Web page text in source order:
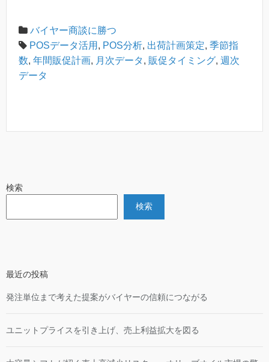
バイヤー商談に勝つ
POSデータ活用 , POS分析, 出荷計画策定, 季節指
数, 年間販促計画, 月次データ, 販促タイミング, 週次
データ
検索
検索
最近の投稿
発注単位まで考えた提案がバイヤーの信頼につながる
ユニットプライスを引き上げ、売上利益拡大を図る